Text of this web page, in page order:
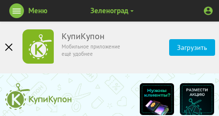
КупиКупон
Мобильное приложение
ещё удобнее
Загрузить
Меню Зеленоград